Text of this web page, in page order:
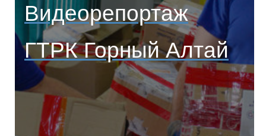
Видеорепортаж
ГТРК Горный Алтай